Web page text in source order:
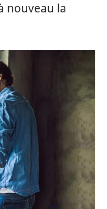
nouveau la